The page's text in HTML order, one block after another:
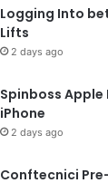
Logging Into
Lifts
2 days ago
Spinboss Apple
iPhone
2 days ago
Conftecnici